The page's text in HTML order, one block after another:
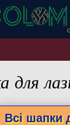
для
Всі шапки